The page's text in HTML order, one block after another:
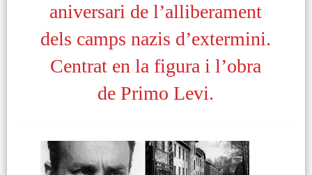
aniversari de l’alliberament
dels camps nazis d’extermini.
Centrat en la figura i l’obra
de Primo Levi.